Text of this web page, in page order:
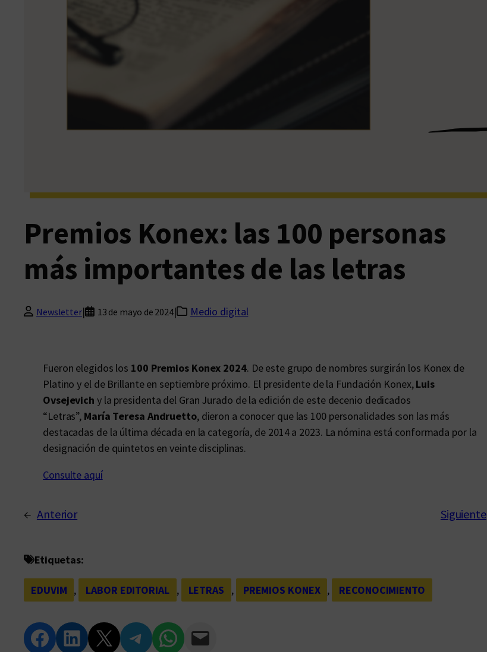
Premios Konex: las 100 personas
más importantes de las letras
Newsletter| 13 de mayo de 2024| Medio digital
Fueron elegidos los 100 Premios Konex 2024. De este grupo de nombres surgirán los Konex de
Platino y el de Brillante en septiembre próximo. El presidente de la Fundación Konex,Luis
Ovsejevich y la presidenta del Gran Jurado de la edición de este decenio dedicados
“Letras”, María Teresa Andruetto, dieron a conocer que las 100 personalidades son las más
destacadas de la última década en la categoría, de 2014 a 2023. La nómina está conformada por la
designación de quintetos en veinte disciplinas.
Consulte aquí
← Anterior Siguiente
Etiquetas:
EDUVIM , LABOR EDITORIAL , LETRAS , PREMIOS KONEX , RECONOCIMIENTO
Compartir en Facebook Compartir en LinkedIn Compartir en Twitter Compartir en Telegram Compartir en WhatsApp Compartir vía Email